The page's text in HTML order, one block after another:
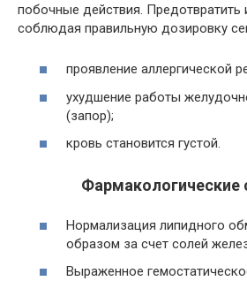
побочные действия.
соблюдая правильную дозировку
проявление аллергической
ухудшение работы
(запор);
кровь становится густой.
Фармакологические
Нормализация липидного
образом за счет солей
Выраженное